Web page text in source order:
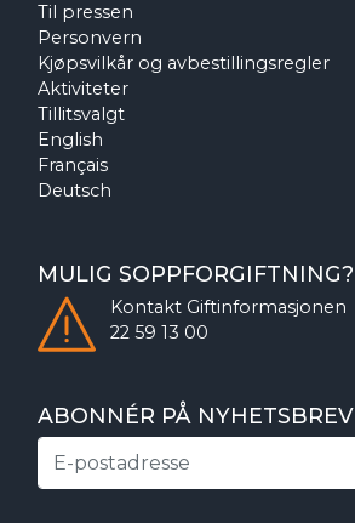
Til pressen
Personvern
Kjøpsvilkår og avbestillingsregler
Aktiviteter
Tillitsvalgt
English
Français
Deutsch
MULIG SOPPFORGIFTNING?
Kontakt Giftinformasjonen
22 59 13 00
ABONNÉR PÅ NYHETSBREV